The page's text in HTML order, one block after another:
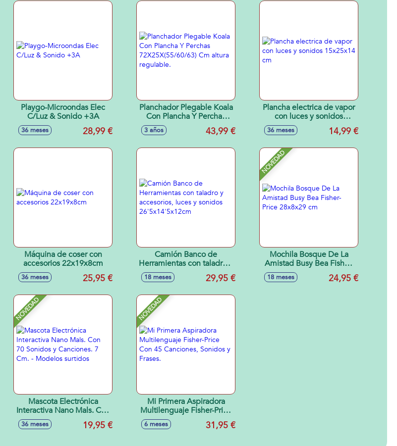
Playgo-Microondas Elec
C/Luz & Sonido +3A
36 meses 28,99 €
Planchador Plegable Koala
Con Plancha Y Perchas
72X25X(55/60/63) Cm
altura regulable.
3 años 43,99 €
Plancha electrica de vapor
con luces y sonidos
15x25x14 cm
36 meses 14,99 €
Máquina de coser con
accesorios 22x19x8cm
36 meses 25,95 €
Camión Banco de
Herramientas con taladro y
accesorios, luces y sonidos
26'5x14'5x12cm
18 meses 29,95 €
NOVEDAD
Mochila Bosque De La
Amistad Busy Bea Fisher-
Price 28x8x29 cm
18 meses 24,95 €
NOVEDAD
Mascota Electrónica
Interactiva Nano Mals. Con
70 Sonidos y Canciones. 7
Cm. - Modelos surtidos
36 meses 19,95 €
NOVEDAD
Mi Primera Aspiradora
Multilenguaje Fisher-Price
Con 45 Canciones,
Sonidos y Frases.
6 meses 31,95 €